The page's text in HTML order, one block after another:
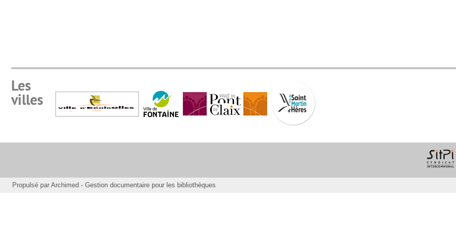
Les
villes
Propulsé par Archimed - Gestion documentaire pour les bibliothèques